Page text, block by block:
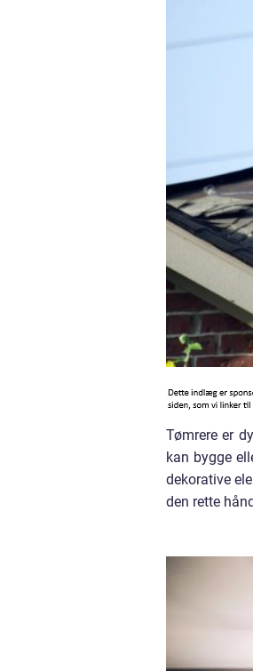
Tømrere er
kan bygge
dekorative
den rette